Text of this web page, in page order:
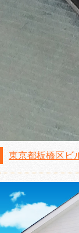
東京都板橋区ビ